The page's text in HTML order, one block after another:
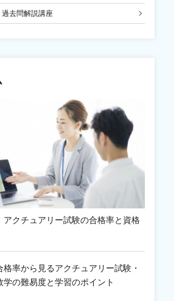
去問解説講座
アクチュアリー試験の合格率と資格
格率から見るアクチュアリー試験・
学の難易度と学習のポイント